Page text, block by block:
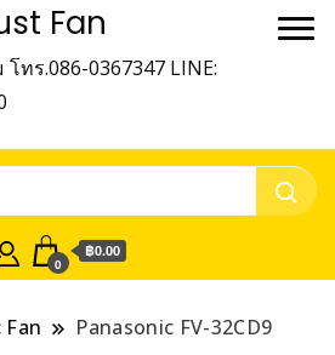
Fan
ทร.086-0367347 LINE:
0
฿0.00
Fan Panasonic FV-32CD9